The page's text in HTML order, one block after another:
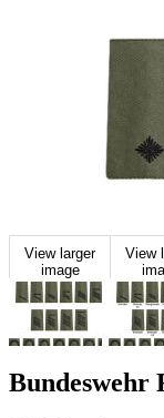
View larger
image
View
Bundeswehr